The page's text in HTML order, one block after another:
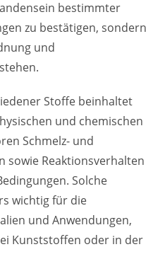
bestimmter
zu bestätigen, sondern
und
Stoffe beinhaltet
und chemischen
Schmelz- und
sowie Reaktionsverhalten
Solche
wichtig für die
und Anwendungen,
Kunststoffen oder in der